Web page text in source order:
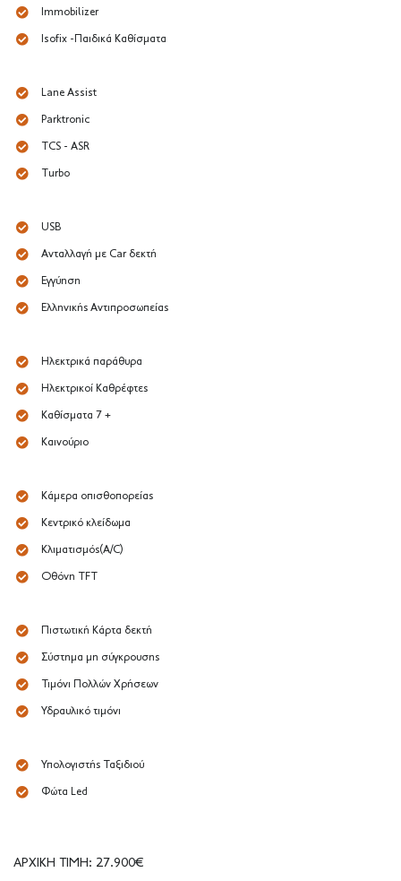
Immobilizer
Isofix -Παιδικά Καθίσματα
Lane Assist
Parktronic
TCS - ASR
Turbo
USB
Ανταλλαγή με Car δεκτή
Εγγύηση
Ελληνικής Αντιπροσωπείας
Ηλεκτρικά παράθυρα
Ηλεκτρικοί Καθρέφτες
Καθίσματα 7 +
Καινούριο
Κάμερα οπισθοπορείας
Κεντρικό κλείδωμα
Κλιματισμός(A/C)
Οθόνη TFT
Πιστωτική Κάρτα δεκτή
Σύστημα μη σύγκρουσης
Τιμόνι Πολλών Χρήσεων
Υδραυλικό τιμόνι
Υπολογιστής Ταξιδιού
Φώτα Led
ΑΡΧΙΚΗ ΤΙΜΗ: 27.900€